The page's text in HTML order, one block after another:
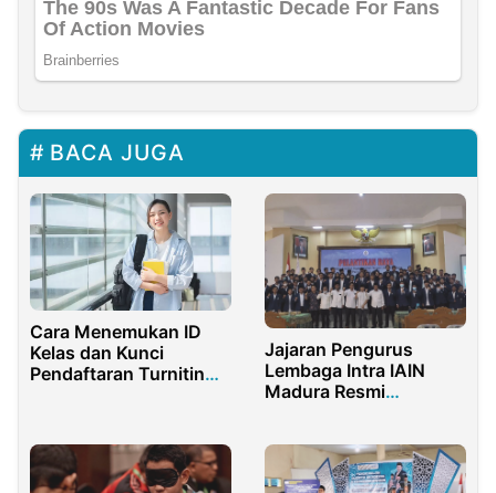
BACA JUGA
Cara Menemukan ID
Kelas dan Kunci
Pendaftaran Turnitin
Jajaran Pengurus
Lembaga Intra IAIN
Madura Resmi